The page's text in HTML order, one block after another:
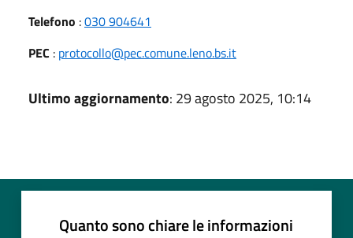
Telefono :030 904641
PEC : protocollo@pec.comune.leno.bs.it
Ultimo aggiornamento: 29 agosto 2025, 10:14
Quanto sono chiare le informazioni